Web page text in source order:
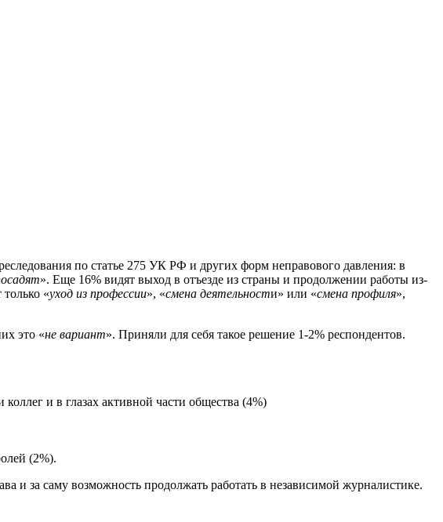
по статье 275 УК РФ и других форм неправового давления: в
». Еще 16% видят выход в отъезде из страны и продолжении работы из-
«уход из профессии», «смена деятельности» или «смена профиля»,
это «не вариант». Приняли для себя такое решение 1-2% респондентов.
и в глазах активной части общества (4%)
(2%).
и за саму возможность продолжать работать в независимой журналистике.